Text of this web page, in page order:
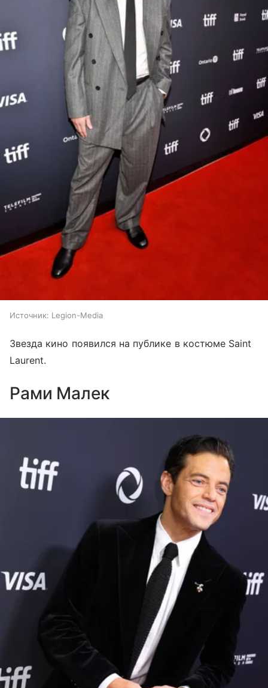
Источник: Legion-Media
Звезда кино появился на публике в костюме Saint
Laurent.
Рами Малек